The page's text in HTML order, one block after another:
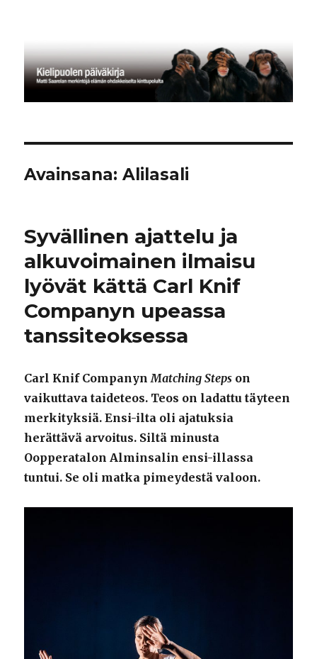
Avainsana:Alilasali
Syvällinen ajattelu ja
alkuvoimainen ilmaisu
lyövät kättä Carl Knif
Companyn upeassa
tanssiteoksessa
Carl Knif CompanynMatching Steps on
vaikuttava taideteos. Teos on ladattu täyteen
merkityksiä. Ensi-ilta oli ajatuksia
herättävä arvoitus. Siltä minusta
Oopperatalon Alminsalin ensi-illassa
tuntui. Se oli matka pimeydestä valoon.